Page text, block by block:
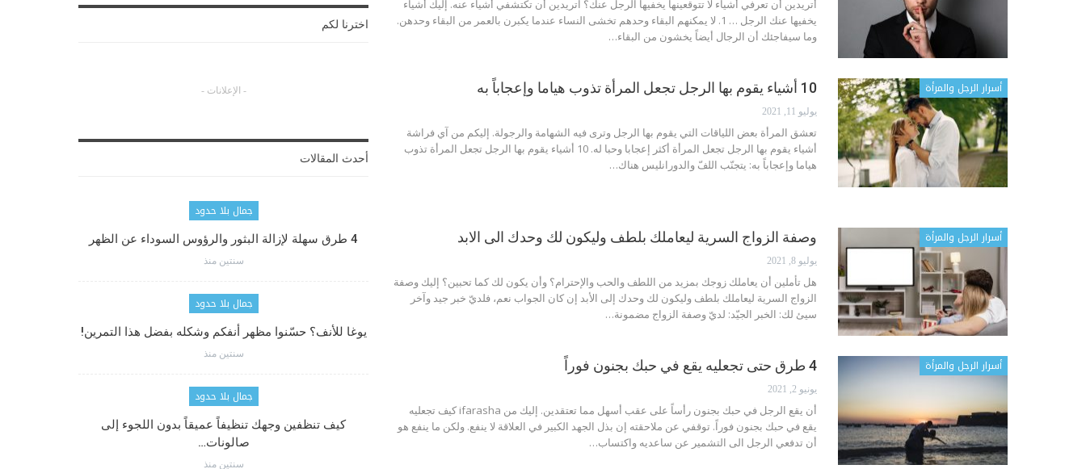
أتريدين أن تعرفي أشياء لا تتوقعينها يخفيها الرجل عنك؟ اتريدين أن تكتشفي أشياء عنه. إليك أشياء
يخفيها عنك الرجل … 1. لا يمكنهم البقاء وحدهم
تخشى النساء عندما يكبرن بالعمر من البقاء وحدهن.
وما سيفاجئك أن الرجال أيضاً يخشون من البقاء…
أسرار الرجل والمرأة 10 أشياء يقوم بها الرجل تجعل المرأة تذوب هياما وإعجاباً به
يوليو 11, 2021
تعشق المرأة بعض اللياقات التي يقوم بها الرجل وترى فيه الشهامة والرجولة. إليكم من آي فراشة
أشياء يقوم بها الرجل تجعل المرأة أكثر إعجابا وحبا له. 10 أشياء يقوم بها الرجل تجعل المرأة تذوب
هياما وإعجاباً به: يتجنّب اللفّ والدورانليس هناك…
أسرار الرجل والمرأة وصفة الزواج السرية ليعاملك بلطف وليكون لك وحدك الى الابد
يوليو 8, 2021
هل تأملين أن يعاملك زوجك بمزيد من اللطف والحب والإحترام؟ وأن يكون لك كما تحبين؟ إليك وصفة
الزواج السرية ليعاملك بلطف وليكون لك وحدك إلى الأبد إن كان الجواب نعم، فلديّ خبر جيد وآخر
سيئ لك: الخبر الجيّد: لديّ وصفة الزواج مضمونة…
أسرار الرجل والمرأة 4 طرق حتى تجعليه يقع في حبك بجنون فوراً
يونيو 2, 2021
أن يقع الرجل في حبك بجنون رأساً على عقب أسهل مما تعتقدين. إليك من ifarasha كيف تجعليه
يقع في حبك بجنون فوراً. توقفي عن ملاحقته إن بذل الجهد الكبير في العلاقة لا ينفع. ولكن ما ينفع هو
أن تدفعي الرجل الى التشمير عن ساعديه واكتساب…
اخترنا لكم
- الإعلانات -
أحدث المقالات
جمال بلا حدود
4 طرق سهلة لإزالة البثور والرؤوس السوداء عن الظهر
سنتين منذ
جمال بلا حدود
يوغا للأنف؟ حسّنوا مظهر أنفكم وشكله بفضل هذا التمرين!
سنتين منذ
جمال بلا حدود
كيف تنظفين وجهك تنظيفاً عميقاً بدون اللجوء إلى
صالونات…
سنتين منذ